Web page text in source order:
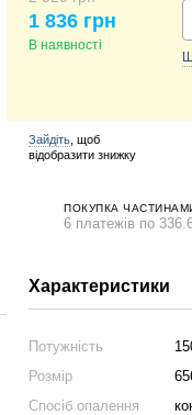
1 836 грн
В наявності
Зайдіть , щоб
відобразити знижку
ПОКУПКА
6 платежів по
Характеристики
Потужність
Розмір
Спосіб опалення